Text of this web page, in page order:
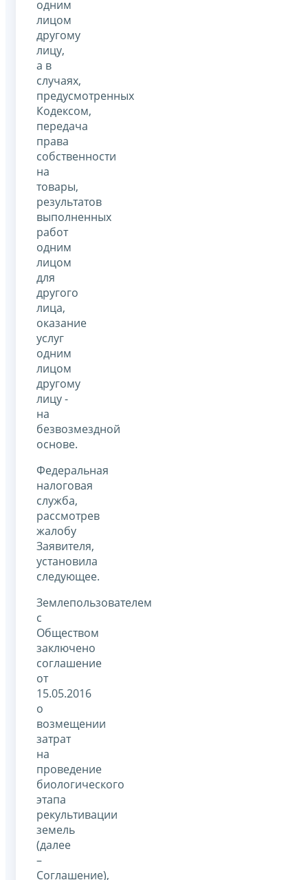
одним
лицом
другому
лицу,
а в
случаях,
предусмотренных
Кодексом,
передача
права
собственности
на
товары,
результатов
выполненных
работ
одним
лицом
для
другого
лица,
оказание
услуг
одним
лицом
другому
лицу -
на
безвозмездной
основе.
Федеральная
налоговая
служба,
рассмотрев
жалобу
Заявителя,
установила
следующее.
Землепользователем
с
Обществом
заключено
соглашение
от
15.05.2016
о
возмещении
затрат
на
проведение
биологического
этапа
рекультивации
земель
(далее
–
Соглашение),